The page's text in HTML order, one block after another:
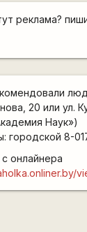
реклама?
20 или ул.
Наук»)
городской 8-
онлайнера